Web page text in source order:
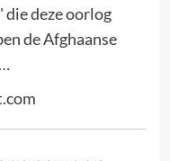
deze oorlog
de Afghaanse